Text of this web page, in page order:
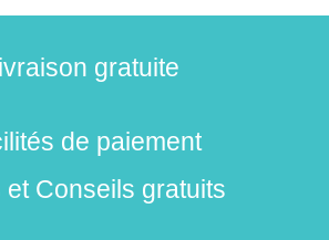
gratuite
de paiement
et Conseils gratuits